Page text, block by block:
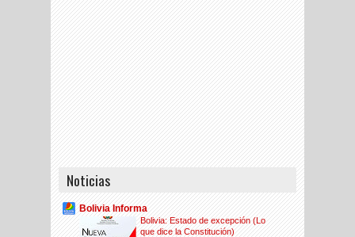
Noticias
Bolivia Informa
Bolivia: Estado de excepción (Lo
que dice la Constitución)